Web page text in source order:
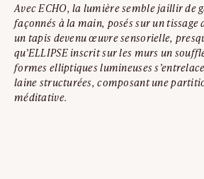
Avec ECHO, la lumière semble jaillir de
façonnés à la main, posés sur un tissage
un tapis devenu œuvre sensorielle,
qu’ELLIPSE inscrit sur les murs un
formes elliptiques lumineuses
laine structurées, composant une
méditative.